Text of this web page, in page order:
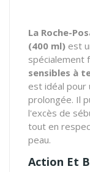
La Roche-
(400 ml) est
spécialement
sensibles à
est idéal pour
prolongée. Il
l'excès de
tout en
peau.
Action Et